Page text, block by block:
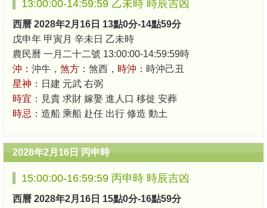
13:00:00-14:59:59 乙未時 時辰吉凶
西曆 2028年2月16日 13點0分-14點59分
戊申年 甲寅月 辛未日 乙未時
農民曆 一月二十二號 13:00:00-14:59:59時
沖： 沖牛， 煞方： 煞西， 時沖： 時沖己丑
星神： 日建 元武 右弼
時宜： 見貴 求財 嫁娶 進人口 移徙 安葬
時忌： 造船 乘船 赴任 出行 修造 動土
2028年2月16日 丙申時
15:00:00-16:59:59 丙申時 時辰吉凶
西曆 2028年2月16日 15點0分-16點59分